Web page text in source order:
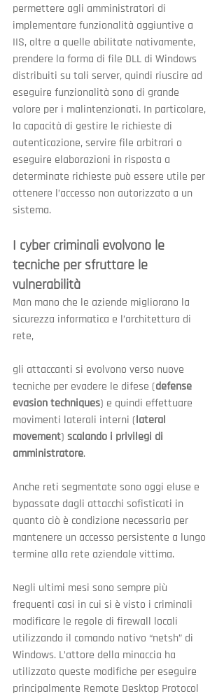
permettere agli amministratori di
implementare funzionalità aggiuntive a
IIS, oltre a quelle abilitate nativamente,
prendere la forma di file DLL di Windows
distribuiti su tali server, quindi riuscire ad
eseguire funzionalità sono di grande
valore per i malintenzionati. In particolare,
la capacità di gestire le richieste di
autenticazione, servire file arbitrari o
eseguire elaborazioni in risposta a
determinate richieste può essere utile per
ottenere l’accesso non autorizzato a un
sistema.
I cyber criminali evolvono le
tecniche per sfruttare le
vulnerabilità
Man mano che le aziende migliorano la
sicurezza informatica e l’architettura di
rete,
gli attaccanti si evolvono verso nuove
tecniche per evadere le difese (defense
evasion techniques) e quindi effettuare
movimenti laterali interni (lateral
movement) scalando i privilegi di
amministratore.
Anche reti segmentate sono oggi eluse e
bypassate dagli attacchi sofisticati in
quanto ciò è condizione necessaria per
mantenere un accesso persistente a lungo
termine alla rete aziendale vittima.
Negli ultimi mesi sono sempre più
frequenti casi in cui si è visto i criminali
modificare le regole di firewall locali
utilizzando il comando nativo “netsh” di
Windows. L’attore della minaccia ha
utilizzato queste modifiche per eseguire
principalmente Remote Desktop Protocol